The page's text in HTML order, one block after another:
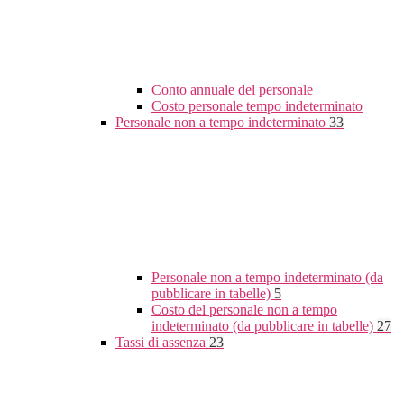
Conto annuale del personale
Costo personale tempo indeterminato
Personale non a tempo indeterminato 33
Personale non a tempo indeterminato (da
pubblicare in tabelle) 5
Costo del personale non a tempo
indeterminato (da pubblicare in tabelle) 27
Tassi di assenza 23